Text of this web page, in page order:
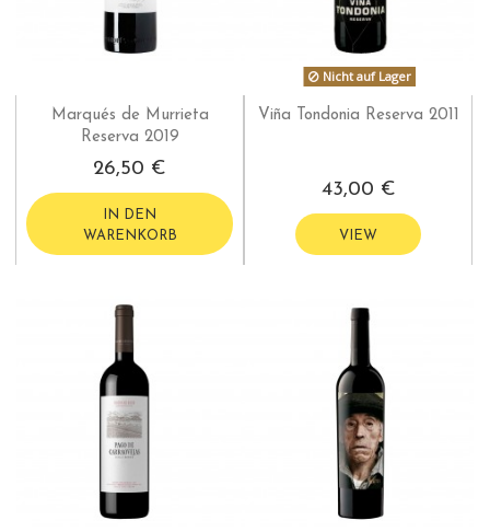
Marqués de Murrieta
Reserva 2019
26,50 €
IN DEN
WARENKORB
Nicht auf Lager
Viña Tondonia Reserva 2011
43,00 €
VIEW